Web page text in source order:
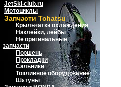
JetSki-club.ru
Мотоциклы
Запчасти Tohatsu
Крыльчатки охлаждения
Наклейки, лейбы
Не оригинальные
запчасти
Поршень
Прокладки
Сальники
Топливное оборудование
Шатуны